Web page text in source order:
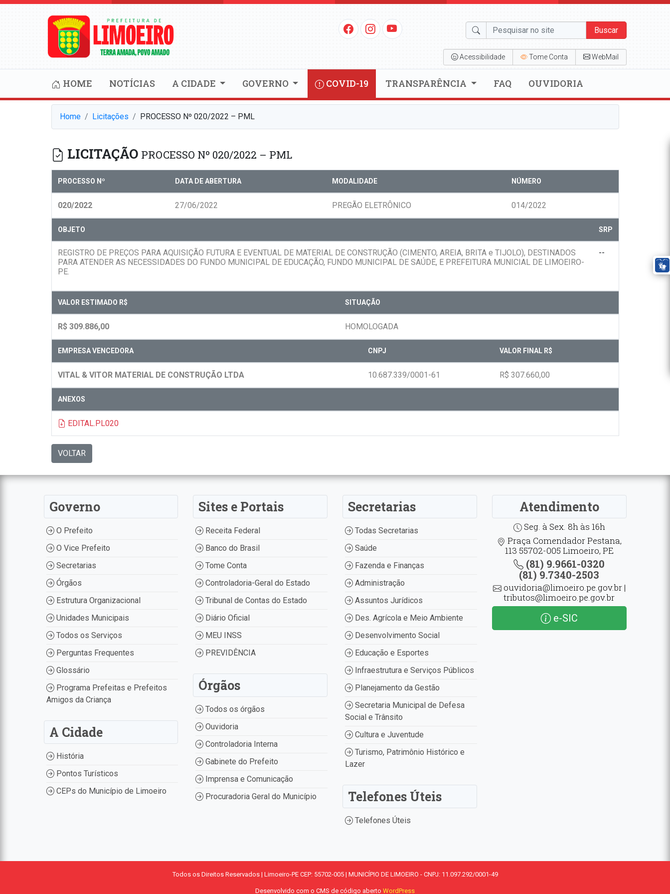
Buscar
Acessibilidade Tome Conta WebMail
HOME NOTÍCIAS A CIDADE GOVERNO COVID-19 TRANSPARÊNCIA FAQ OUVIDORIA
Home Licitações PROCESSO Nº 020/2022 – PML
LICITAÇÃO PROCESSO Nº 020/2022 – PML
PROCESSO Nº DATA DE ABERTURA MODALIDADE NÚMERO
020/2022 27/06/2022 PREGÃO ELETRÔNICO 014/2022
OBJETO SRP
REGISTRO DE PREÇOS PARA AQUISIÇÃO FUTURA E EVENTUAL DE MATERIAL DE CONSTRUÇÃO (CIMENTO, AREIA, BRITA e TIJOLO), DESTINADOS
PARA ATENDER AS NECESSIDADES DO FUNDO MUNICIPAL DE EDUCAÇÃO, FUNDO MUNICIPAL DE SAÚDE, E PREFEITURA MUNICIAL DE LIMOEIRO-
PE.
--
VALOR ESTIMADO R$ SITUAÇÃO
R$ 309.886,00 HOMOLOGADA
EMPRESA VENCEDORA CNPJ VALOR FINAL R$
VITAL & VITOR MATERIAL DE CONSTRUÇÃO LTDA 10.687.339/0001-61 R$ 307.660,00
ANEXOS
EDITAL.PL020
VOLTAR
Governo
O Prefeito
O Vice Prefeito
Secretarias
Órgãos
Estrutura Organizacional
Unidades Municipais
Todos os Serviços
Perguntas Frequentes
Glossário
Programa Prefeitas e Prefeitos
Amigos da Criança
A Cidade
História
Pontos Turísticos
CEPs do Município de Limoeiro
Sites e Portais
Receita Federal
Banco do Brasil
Tome Conta
Controladoria-Geral do Estado
Tribunal de Contas do Estado
Diário Oficial
MEU INSS
PREVIDÊNCIA
Órgãos
Todos os órgãos
Ouvidoria
Controladoria Interna
Gabinete do Prefeito
Imprensa e Comunicação
Procuradoria Geral do Município
Secretarias
Todas Secretarias
Saúde
Fazenda e Finanças
Administração
Assuntos Jurídicos
Des. Agrícola e Meio Ambiente
Desenvolvimento Social
Educação e Esportes
Infraestrutura e Serviços Públicos
Planejamento da Gestão
Secretaria Municipal de Defesa
Social e Trânsito
Cultura e Juventude
Turismo, Patrimônio Histórico e
Lazer
Telefones Úteis
Telefones Úteis
Atendimento
Seg. à Sex. 8h às 16h
Praça Comendador Pestana,
113 55702-005 Limoeiro, PE
(81) 9.9661-0320
(81) 9.7340-2503
ouvidoria@limoeiro.pe.gov.br |
tributos@limoeiro.pe.gov.br
e-SIC
Todos os Direitos Reservados | Limoeiro-PE CEP: 55702-005 | MUNICÍPIO DE LIMOEIRO - CNPJ: 11.097.292/0001-49
Desenvolvido com o CMS de código aberto WordPress